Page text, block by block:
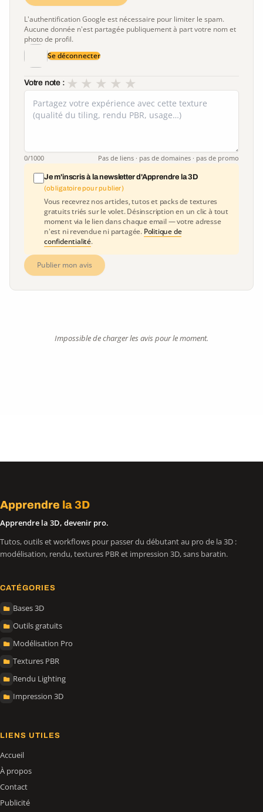
L'authentification Google est nécessaire pour limiter le spam.
Aucune donnée n'est partagée publiquement à part votre nom et
photo de profil.
Se déconnecter
Votre note : ★
★
★
★
★
0/1000 Pas de liens · pas de domaines · pas de promo
Je m'inscris à la newsletter d'Apprendre la 3D
(obligatoire pour publier)
Vous recevrez nos articles, tutos et packs de textures
gratuits triés sur le volet. Désinscription en un clic à tout
moment via le lien dans chaque email — votre adresse
n'est ni revendue ni partagée. Politique de
confidentialité.
Publier mon avis
Impossible de charger les avis pour le moment.
Apprendre la 3D
Apprendre la 3D, devenir pro.
Tutos, outils et workflows pour passer du débutant au pro de la 3D :
modélisation, rendu, textures PBR et impression 3D, sans baratin.
CATÉGORIES
Bases 3D
Outils gratuits
Modélisation Pro
Textures PBR
Rendu Lighting
Impression 3D
LIENS UTILES
Accueil
À propos
Contact
Publicité